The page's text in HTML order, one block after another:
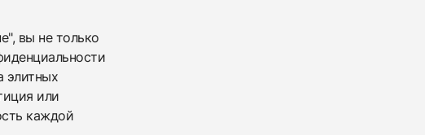
вы не только
элитных
или
каждой
НовыеКоробка + Документы
$4,150